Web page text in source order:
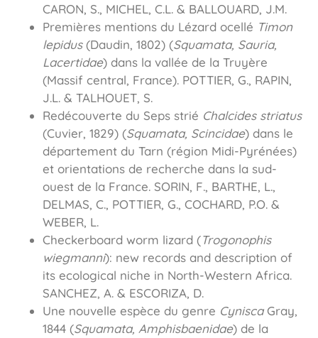
CARON, S., MICHEL, C.L. & BALLOUARD, J.M.
Premières mentions du Lézard ocellé Timon
lepidus(Daudin, 1802) (Squamata, Sauria,
Lacertidae) dans la vallée de la Truyère
(Massif central, France). POTTIER, G., RAPIN,
J.L. & TALHOUET, S.
Redécouverte du Seps strié Chalcides striatus
(Cuvier, 1829) (Squamata, Scincidae) dans le
département du Tarn (région Midi-Pyrénées)
et orientations de recherche dans la sud-
ouest de la France. SORIN, F., BARTHE, L.,
DELMAS, C., POTTIER, G., COCHARD, P.O. &
WEBER, L.
Checkerboard worm lizard (Trogonophis
wiegmanni): new records and description of
its ecological niche in North-Western Africa.
SANCHEZ, A. & ESCORIZA, D.
Une nouvelle espèce du genre CyniscaGray,
1844 (Squamata, Amphisbaenidae) de la